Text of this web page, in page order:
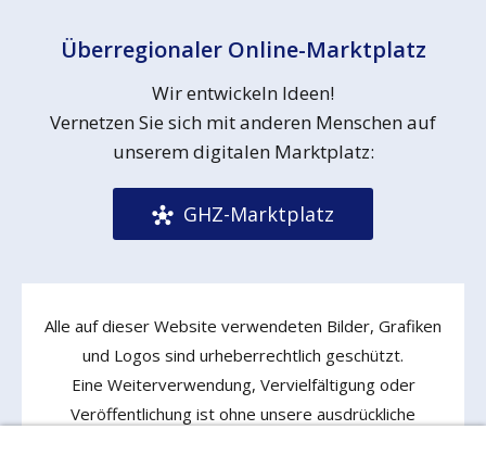
Überregionaler Online-Marktplatz
Wir entwickeln Ideen!
Vernetzen Sie sich mit anderen Menschen auf
unserem digitalen Marktplatz:
GHZ-Marktplatz
Alle auf dieser Website verwendeten Bilder, Grafiken
und Logos sind urheberrechtlich geschützt.
Eine Weiterverwendung, Vervielfältigung oder
Veröffentlichung ist ohne unsere ausdrückliche